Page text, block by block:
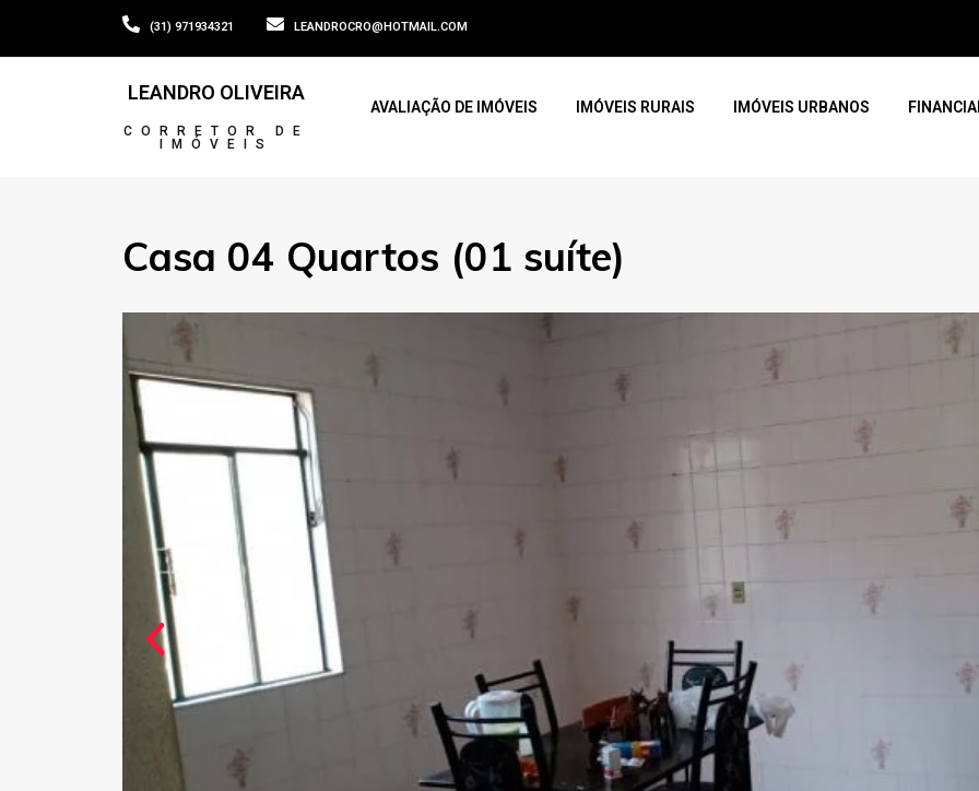
(31) 971934321 LEANDROCRO@HOTMAIL.COM
LEANDRO OLIVEIRA
CORRETOR DE
IMÓVEIS
AVALIAÇÃO DE IMÓVEIS IMÓVEIS RURAIS IMÓVEIS URBANOS
Casa 04 Quartos (01 suíte)